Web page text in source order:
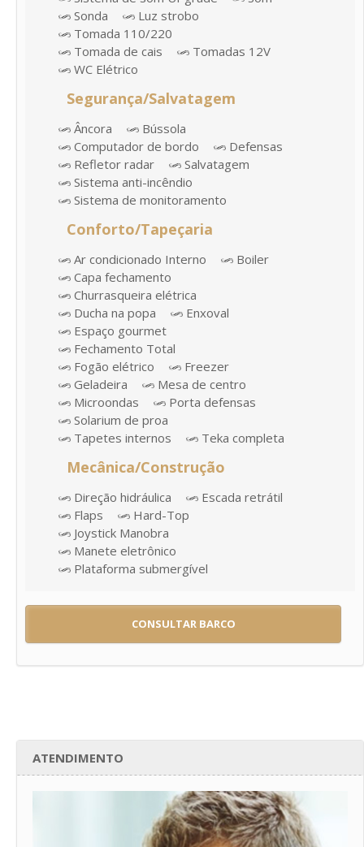
Sonda
Luz strobo
Tomada 110/220
Tomada de cais
Tomadas 12V
WC Elétrico
Segurança/Salvatagem
Âncora
Bússola
Computador de bordo
Defensas
Refletor radar
Salvatagem
Sistema anti-incêndio
Sistema de monitoramento
Conforto/Tapeçaria
Ar condicionado Interno
Boiler
Capa fechamento
Churrasqueira elétrica
Ducha na popa
Enxoval
Espaço gourmet
Fechamento Total
Fogão elétrico
Freezer
Geladeira
Mesa de centro
Microondas
Porta defensas
Solarium de proa
Tapetes internos
Teka completa
Mecânica/Construção
Direção hidráulica
Escada retrátil
Flaps
Hard-Top
Joystick Manobra
Manete eletrônico
Plataforma submergível
CONSULTAR BARCO
ATENDIMENTO